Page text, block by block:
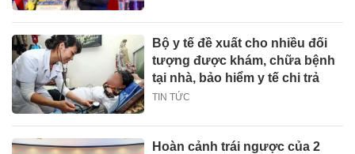
Bộ y tế đề xuất cho nhiều đối
tượng được khám, chữa bệnh
tại nhà, bảo hiểm y tế chi trả
TIN TỨC
Hoàn cảnh trái ngược của 2